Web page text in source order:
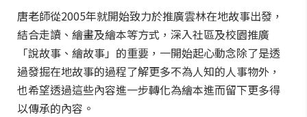
唐老師從2005年就開始致力於推廣雲林在地故事出發，
結合走讀、繪畫及繪本等方式，深入社區及校園推廣
「說故事、繪故事」的重要，一開始起心動念除了是透
過發掘在地故事的過程了解更多不為人知的人事物外，
也希望透過這些內容進一步轉化為繪本進而留下更多得
以傳承的內容。